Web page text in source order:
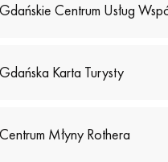
Gdańskie Centrum Usług
Gdańska Karta Turysty
Centrum Młyny Rothera